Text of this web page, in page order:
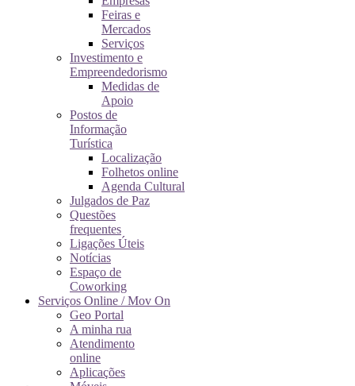
Feiras e
Mercados
Serviços
Investimento e
Empreendedorismo
Medidas de
Apoio
Postos de
Informação
Turística
Localização
Folhetos online
Agenda Cultural
Julgados de Paz
Questões
frequentes
Ligações Úteis
Notícias
Espaço de
Coworking
Serviços Online / Mov On
Geo Portal
A minha rua
Atendimento
online
Aplicações